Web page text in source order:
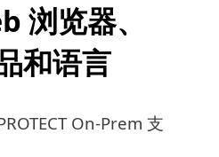
浏览器、
和语言
On-Prem 支